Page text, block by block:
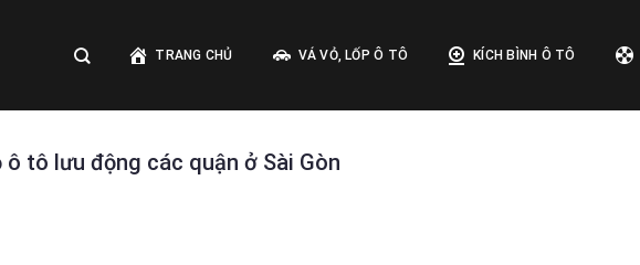
TRANG CHỦ VÁ VỎ, LỐP Ô TÔ KÍCH BÌNH Ô TÔ
ô tô lưu động các quận ở Sài Gòn